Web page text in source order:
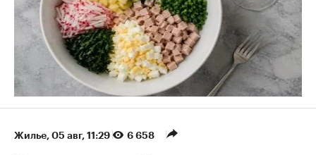
Жилье⁠, 05 авг, 11:29 6 658